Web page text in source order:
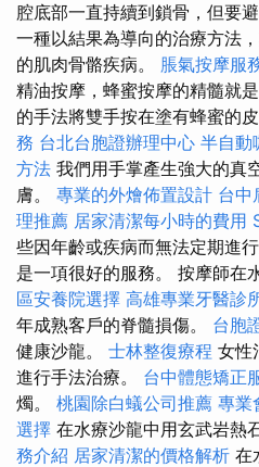
腔底部一直持續到鎖骨，但要
一種以結果為導向的治療方法
的肌肉骨骼疾病。 脹氣按摩服
精油按摩，蜂蜜按摩的精髓就
的手法將雙手按在塗有蜂蜜的
務 台北台胞證辦理中心 半自動
方法 我們用手掌產生強大的真
膚。 專業的外燴佈置設計 台中
理推薦 居家清潔每小時的費用
些因年齡或疾病而無法定期進
是一項很好的服務。 按摩師在
區安養院選擇 高雄專業牙醫診
年成熟客戶的脊髓損傷。 台胞
健康沙龍。 士林整復療程 女性
進行手法治療。 台中體態矯正
燭。 桃園除白蟻公司推薦 專業
選擇 在水療沙龍中用玄武岩熱
務介紹 居家清潔的價格解析 在